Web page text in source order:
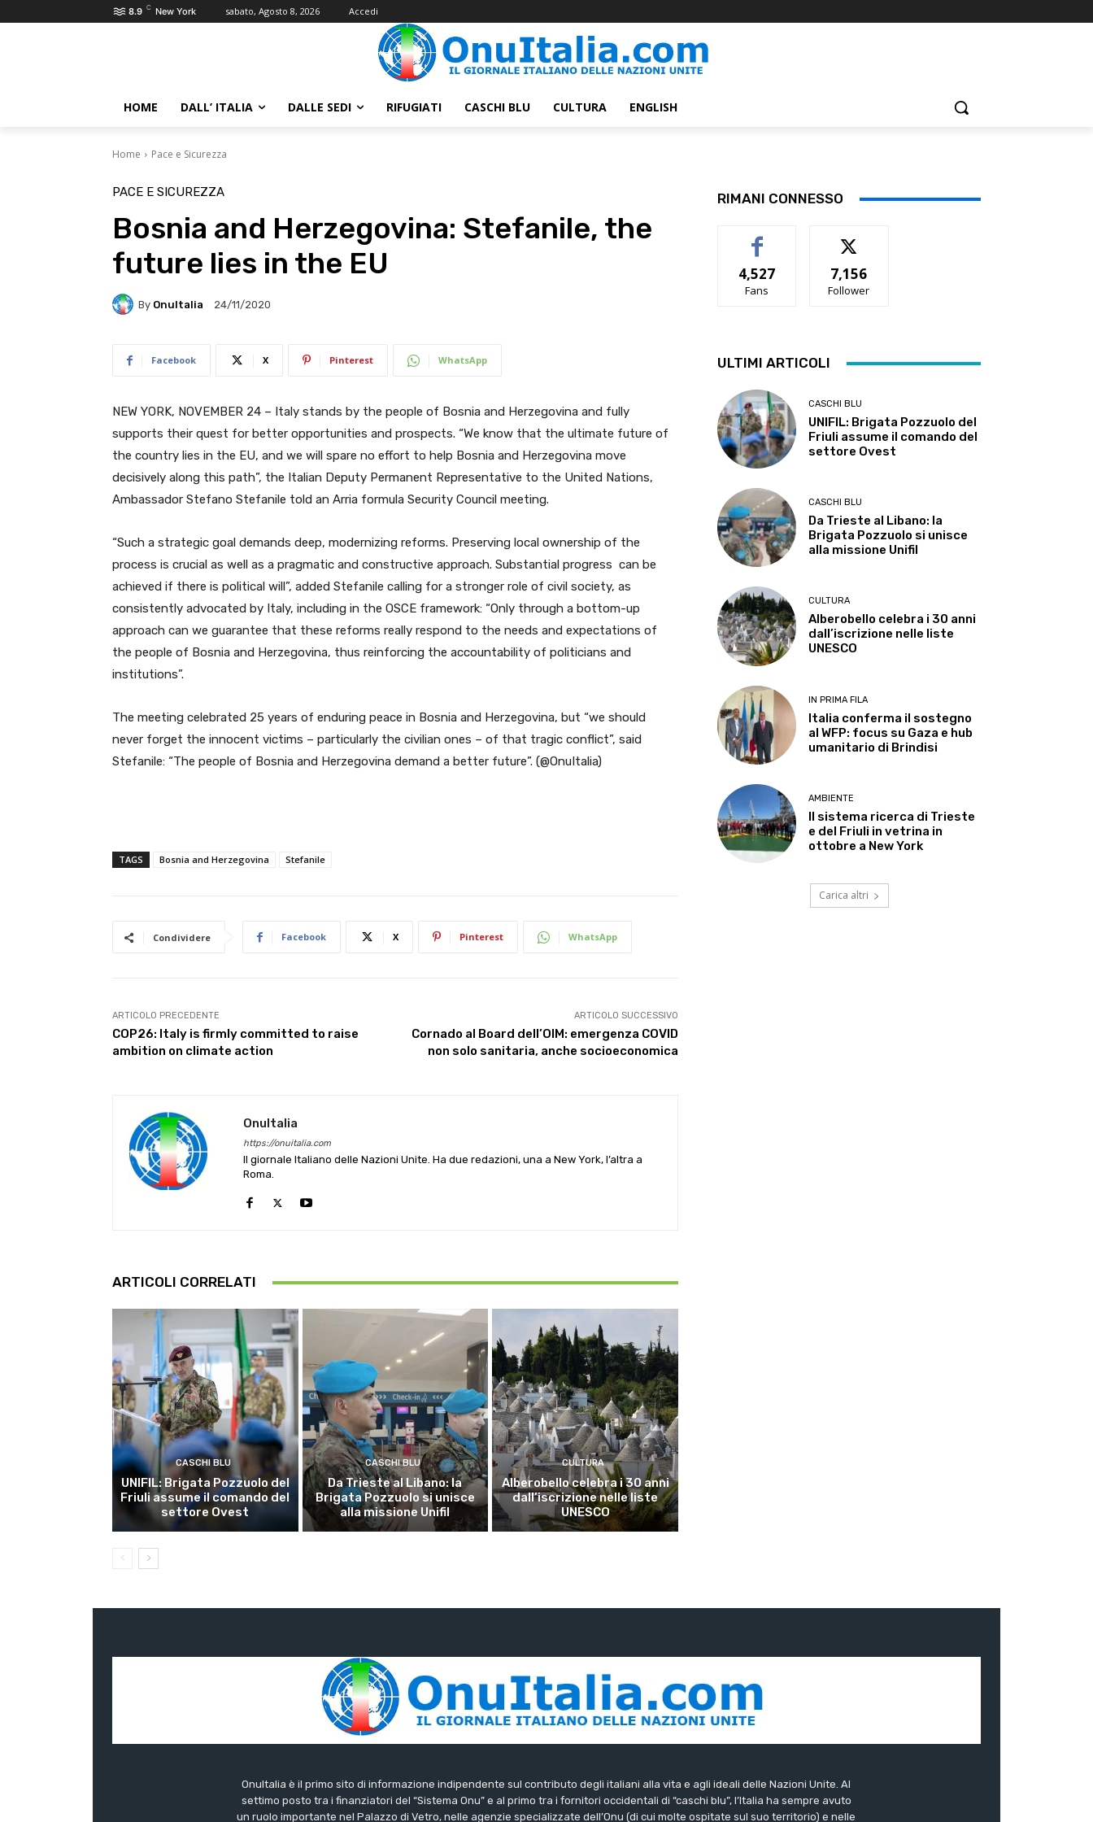
8.9 C New York sabato, Agosto 8, 2026 Accedi
HOME DALL’ ITALIA DALLE SEDI RIFUGIATI CASCHI BLU CULTURA ENGLISH
Home Pace e Sicurezza
PACE E SICUREZZA
Bosnia and Herzegovina: Stefanile, the
future lies in the EU
By OnuItalia 24/11/2020
Facebook X Pinterest WhatsApp
NEW YORK, NOVEMBER 24 – Italy stands by the people of Bosnia and Herzegovina and fully
supports their quest for better opportunities and prospects. “We know that the ultimate future of
the country lies in the EU, and we will spare no effort to help Bosnia and Herzegovina move
decisively along this path”, the Italian Deputy Permanent Representative to the United Nations,
Ambassador Stefano Stefanile told an Arria formula Security Council meeting.
“Such a strategic goal demands deep, modernizing reforms. Preserving local ownership of the
process is crucial as well as a pragmatic and constructive approach. Substantial progress can be
achieved if there is political will”, added Stefanile calling for a stronger role of civil society, as
consistently advocated by Italy, including in the OSCE framework: “Only through a bottom-up
approach can we guarantee that these reforms really respond to the needs and expectations of
the people of Bosnia and Herzegovina, thus reinforcing the accountability of politicians and
institutions”.
The meeting celebrated 25 years of enduring peace in Bosnia and Herzegovina, but “we should
never forget the innocent victims – particularly the civilian ones – of that tragic conflict”, said
Stefanile: “The people of Bosnia and Herzegovina demand a better future”. (@OnuItalia)
TAGS Bosnia and Herzegovina Stefanile
Condividere Facebook X Pinterest WhatsApp
ARTICOLO PRECEDENTE
COP26: Italy is firmly committed to raise
ambition on climate action
ARTICOLO SUCCESSIVO
Cornado al Board dell’OIM: emergenza COVID
non solo sanitaria, anche socioeconomica
OnuItalia
https://onuitalia.com
Il giornale Italiano delle Nazioni Unite. Ha due redazioni, una a New York, l’altra a
Roma.
ARTICOLI CORRELATI
CASCHI BLU
UNIFIL: Brigata Pozzuolo del
Friuli assume il comando del
settore Ovest
CASCHI BLU
Da Trieste al Libano: la
Brigata Pozzuolo si unisce
alla missione Unifil
CULTURA
Alberobello celebra i 30 anni
dall’iscrizione nelle liste
UNESCO
RIMANI CONNESSO
4,527
Fans
7,156
Follower
ULTIMI ARTICOLI
CASCHI BLU
UNIFIL: Brigata Pozzuolo del
Friuli assume il comando del
settore Ovest
CASCHI BLU
Da Trieste al Libano: la
Brigata Pozzuolo si unisce
alla missione Unifil
CULTURA
Alberobello celebra i 30 anni
dall’iscrizione nelle liste
UNESCO
IN PRIMA FILA
Italia conferma il sostegno
al WFP: focus su Gaza e hub
umanitario di Brindisi
AMBIENTE
Il sistema ricerca di Trieste
e del Friuli in vetrina in
ottobre a New York
Carica altri
OnuItalia è il primo sito di informazione indipendente sul contributo degli italiani alla vita e agli ideali delle Nazioni Unite. Al
settimo posto tra i finanziatori del “Sistema Onu” e al primo tra i fornitori occidentali di “caschi blu”, l’Italia ha sempre avuto
un ruolo importante nel Palazzo di Vetro, nelle agenzie specializzate dell’Onu (di cui molte ospitate sul suo territorio) e nelle